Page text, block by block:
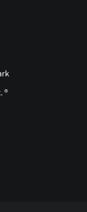
®